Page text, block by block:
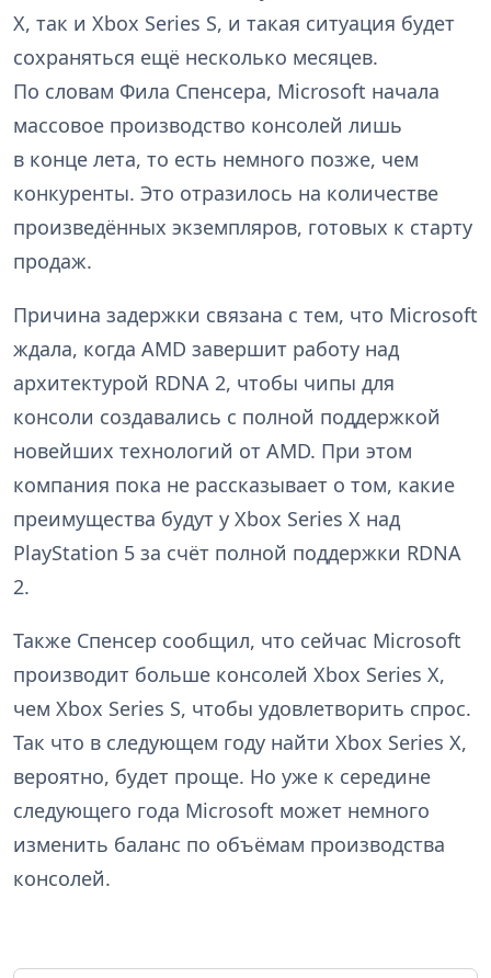
X, так и Xbox Series S, и такая ситуация будет
сохраняться ещё несколько месяцев.
По словам Фила Спенсера, Microsoft начала
массовое производство консолей лишь
в конце лета, то есть немного позже, чем
конкуренты. Это отразилось на количестве
произведённых экземпляров, готовых к старту
продаж.
Причина задержки связана с тем, что Microsoft
ждала, когда AMD завершит работу над
архитектурой RDNA 2, чтобы чипы для
консоли создавались с полной поддержкой
новейших технологий от AMD. При этом
компания пока не рассказывает о том, какие
преимущества будут у Xbox Series X над
PlayStation 5 за счёт полной поддержки RDNA
2.
Также Спенсер сообщил, что сейчас Microsoft
производит больше консолей Xbox Series X,
чем Xbox Series S, чтобы удовлетворить спрос.
Так что в следующем году найти Xbox Series X,
вероятно, будет проще. Но уже к середине
следующего года Microsoft может немного
изменить баланс по объёмам производства
консолей.